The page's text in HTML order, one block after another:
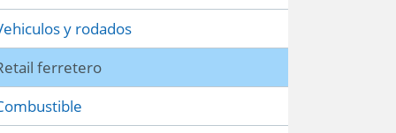
y rodados
ferretero